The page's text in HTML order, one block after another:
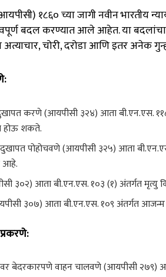
१८६० च्या जागी नवीन भारतीय
बदल करण्यात आले आहेत. या
चोरी, दरोडा आणि इतर अनेक
करणे (आयपीसी ३२४) आता बी.एन.एस. ११८
होऊ शकते.
पोहोचवणे (आयपीसी ३२५) आता
आहे.
३०२) आता बी.एन.एस. १०३ (१) अंतर्गत मृत्यु
३०७) आता बी.एन.एस. १०९ अंतर्गत आजन्म
बेदरकारपणे वाहन चालवणे (आयपीसी २७९)